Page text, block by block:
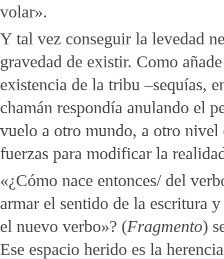
volar».
Y tal vez conseguir la levedad
gravedad de existir. Como
existencia de la tribu –sequías,
chamán respondía anulando el
vuelo a otro mundo, a otro nivel
fuerzas para modificar la
«¿Cómo nace entonces/ del
armar el sentido de la escritura
el nuevo verbo»? (Fragmento)
Ese espacio herido es la